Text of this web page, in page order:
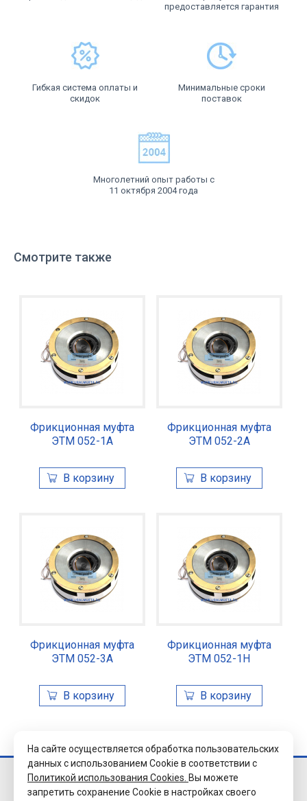
предоставляется гарантия
Гибкая система оплаты и
скидок
Минимальные сроки
поставок
Многолетний опыт работы с
11 октября 2004 года
Смотрите также
Фрикционная муфта
ЭТМ 052-1А
Фрикционная муфта
ЭТМ 052-2А
Фрикционная муфта
ЭТМ 052-3А
Фрикционная муфта
ЭТМ 052-1Н
© 2026 Завод
«Уралэлектромуфта»
На сайте осуществляется обработка пользовательских
данных с использованием Cookie в соответствии с
Политикой использования Cookies. Вы можете
запретить сохранение Cookie в настройках своего